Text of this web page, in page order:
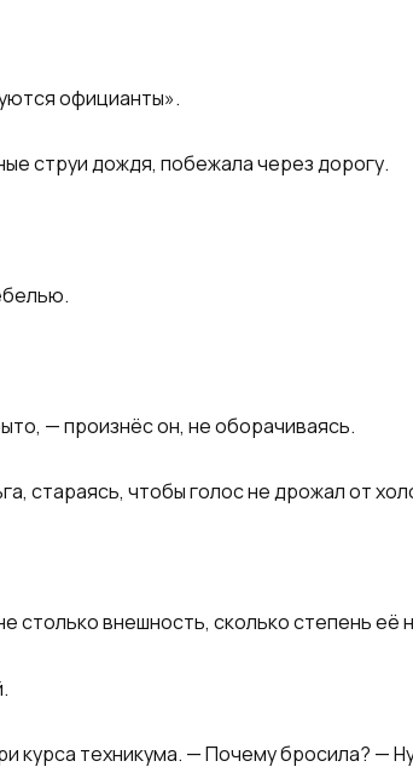
официанты».
струи дождя, побежала через дорогу.
— произнёс он, не оборачиваясь.
стараясь, чтобы голос не дрожал от
столько внешность, сколько степень её
курса техникума. — Почему бросила? —